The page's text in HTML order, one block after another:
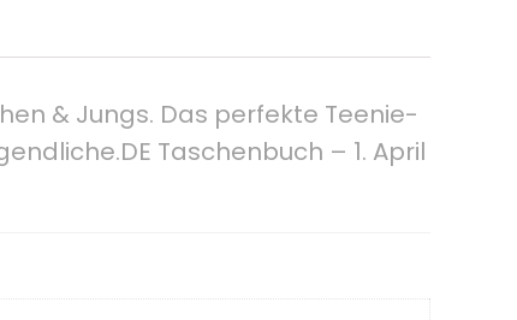
& Jungs. Das perfekte Teenie-
Taschenbuch – 1. April